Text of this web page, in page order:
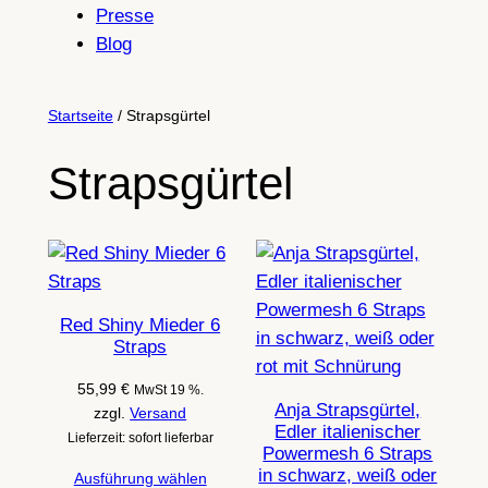
Presse
Blog
Startseite/ Strapsgürtel
Strapsgürtel
Red Shiny Mieder 6
Straps
55,99 € MwSt 19 %.
zzgl.Versand
Lieferzeit: sofort lieferbar
Ausführung wählen
Anja Strapsgürtel,
Edler italienischer
Powermesh 6 Straps
in schwarz, weiß oder